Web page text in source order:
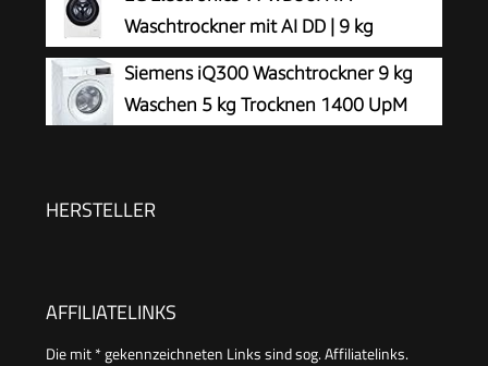
U/min/Dampffunktion/JetWash/Anti-Allergie
Program/Auto Program/Eco Wash/Steam
Refresh/Schwarz
Waschtrockner mit AI DD | 9 kg
Waschen | 6 kg Trocknen | 1400 U/Min
| Steam | TurboWash 360° | Neue Wohlfühl-
Trommel | Wi-Fi-Funktion | Weiß
Siemens iQ300 Waschtrockner 9 kg
Waschen 5 kg Trocknen 1400 UpM
HERSTELLER
AFFILIATELINKS
Die mit * gekennzeichneten Links sind sog. Affiliatelinks.